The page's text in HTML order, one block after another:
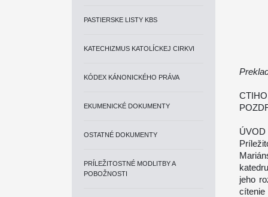
PASTIERSKE LISTY KBS
KATECHIZMUS KATOLÍCKEJ CIRKVI
KÓDEX KÁNONICKÉHO PRÁVA
EKUMENICKÉ DOKUMENTY
OSTATNÉ DOKUMENTY
PRÍLEŽITOSTNÉ MODLITBY A
POBOŽNOSTI
ÚVOD
jeho